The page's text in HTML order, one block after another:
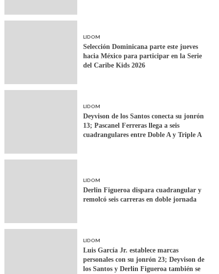
LIDOM
Selección Dominicana parte este jueves
hacia México para participar en la Serie
del Caribe Kids 2026
LIDOM
Deyvison de los Santos conecta su jonrón
13; Pascanel Ferreras llega a seis
cuadrangulares entre Doble A y Triple A
LIDOM
Derlin Figueroa dispara cuadrangular y
remolcó seis carreras en doble jornada
LIDOM
Luis García Jr. establece marcas
personales con su jonrón 23; Deyvison de
los Santos y Derlin Figueroa también se